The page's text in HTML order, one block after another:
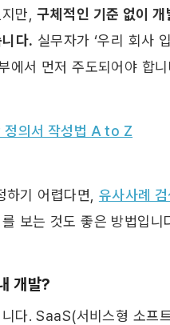
지만, 구체적인 기준 없이
다. 실무자가 ‘우리 회사
에서 먼저 주도되어야 합니
정의서 작성법 A to Z
하기 어렵다면, 유사사례
보는 것도 좋은 방법입니
개발?
다. SaaS(서비스형 소프